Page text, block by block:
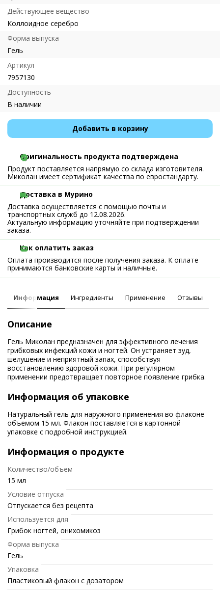
Действующее вещество
Коллоидное серебро
Форма выпуска
Гель
Артикул
7957130
Доступность
В наличии
Добавить в корзину
Оригинальность продукта подтверждена
Продукт поставляется напрямую со склада изготовителя.
Миколан имеет сертификат качества по евростандарту.
Доставка в Мурино
Доставка осуществляется с помощью почты и
транспортных служб до 12.08.2026.
Актуальную информацию уточняйте при подтверждении
заказа.
Как оплатить заказ
Оплата производится после получения заказа. К оплате
принимаются банковские карты и наличные.
Информация Ингредиенты Применение Отзывы
Описание
Гель Миколан предназначен для эффективного лечения
грибковых инфекций кожи и ногтей. Он устраняет зуд,
шелушение и неприятный запах, способствуя
восстановлению здоровой кожи. При регулярном
применении предотвращает повторное появление грибка.
Информация об упаковке
Натуральный гель для наружного применения во флаконе
объемом 15 мл. Флакон поставляется в картонной
упаковке с подробной инструкцией.
Информация о продукте
Количество/объем
15 мл
Условие отпуска
Отпускается без рецепта
Используется для
Грибок ногтей, онихомикоз
Форма выпуска
Гель
Упаковка
Пластиковый флакон с дозатором